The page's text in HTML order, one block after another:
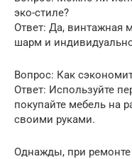
эко-стиле?
Ответ: Да, винтажная
шарм и
Вопрос: Как
Ответ: Используйте
покупайте мебель на
своими руками.
Однажды, при ремонте